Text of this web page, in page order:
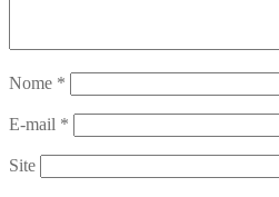
Nome *
E-mail *
Site